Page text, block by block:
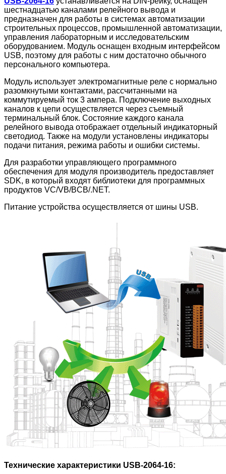
шестнадцатью каналами релейного вывода и
предназначен для работы в системах автоматизации
строительных процессов, промышленной автоматизации,
управления лабораторным и исследовательским
оборудованием. Модуль оснащен входным интерфейсом
USB, поэтому для работы с ним достаточно обычного
персонального компьютера.
Модуль использует электромагнитные реле с нормально
разомкнутыми контактами, рассчитанными на
коммутируемый ток 3 ампера. Подключение выходных
каналов к цепи осуществляется через съемный
терминальный блок. Состояние каждого канала
релейного вывода отображает отдельный индикаторный
светодиод. Также на модули установлены индикаторы
подачи питания, режима работы и ошибки системы.
Для разработки управляющего программного
обеспечения для модуля производитель предоставляет
SDK, в который входят библиотеки для программных
продуктов VC/VB/BCB/.NET.
Питание устройства осуществляется от шины USB.
Технические характеристики USB-2064-16: